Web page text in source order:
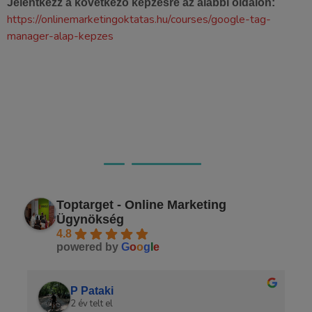
Jelentkezz a következő képzésre az alábbi oldalon:
https://onlinemarketingoktatas.hu/courses/google-tag-
manager-alap-kepzes
Toptarget - Online Marketing
Ügynökség
4.8
powered by Goog e
P Pataki
2 év telt el